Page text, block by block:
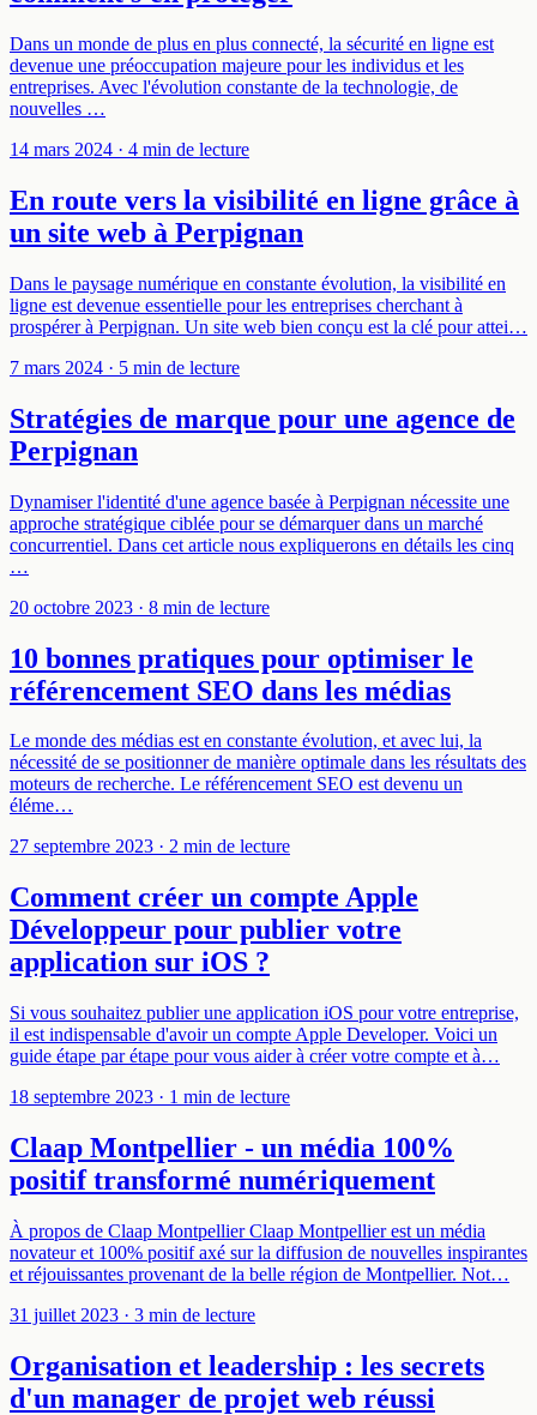
Dans un monde de plus en plus connecté, la sécurité en ligne est
devenue une préoccupation majeure pour les individus et les
entreprises. Avec l'évolution constante de la technologie, de
nouvelles …
14 mars 2024 · 4 min de lecture
En route vers la visibilité en ligne grâce à
un site web à Perpignan
Dans le paysage numérique en constante évolution, la visibilité en
ligne est devenue essentielle pour les entreprises cherchant à
prospérer à Perpignan. Un site web bien conçu est la clé pour attei…
7 mars 2024 · 5 min de lecture
Stratégies de marque pour une agence de
Perpignan
Dynamiser l'identité d'une agence basée à Perpignan nécessite une
approche stratégique ciblée pour se démarquer dans un marché
concurrentiel. Dans cet article nous expliquerons en détails les cinq
…
20 octobre 2023 · 8 min de lecture
10 bonnes pratiques pour optimiser le
référencement SEO dans les médias
Le monde des médias est en constante évolution, et avec lui, la
nécessité de se positionner de manière optimale dans les résultats des
moteurs de recherche. Le référencement SEO est devenu un
éléme…
27 septembre 2023 · 2 min de lecture
Comment créer un compte Apple
Développeur pour publier votre
application sur iOS ?
Si vous souhaitez publier une application iOS pour votre entreprise,
il est indispensable d'avoir un compte Apple Developer. Voici un
guide étape par étape pour vous aider à créer votre compte et à…
18 septembre 2023 · 1 min de lecture
Claap Montpellier - un média 100%
positif transformé numériquement
À propos de Claap Montpellier Claap Montpellier est un média
novateur et 100% positif axé sur la diffusion de nouvelles inspirantes
et réjouissantes provenant de la belle région de Montpellier. Not…
31 juillet 2023 · 3 min de lecture
Organisation et leadership : les secrets
d'un manager de projet web réussi